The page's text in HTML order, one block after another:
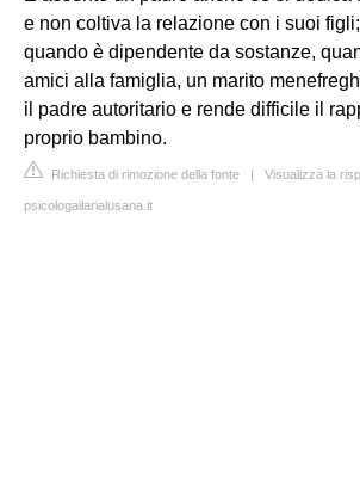
e non coltiva la relazione con i suoi
quando è dipendente da sostanze,
amici alla famiglia, un marito
il padre autoritario e rende difficile il
proprio bambino.
Richiesta di rimozione della fonte | Visualizza la
psicologailarialusana.it